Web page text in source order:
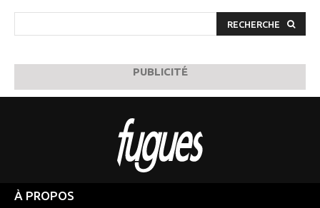
RECHERCHE
PUBLICITÉ
À PROPOS